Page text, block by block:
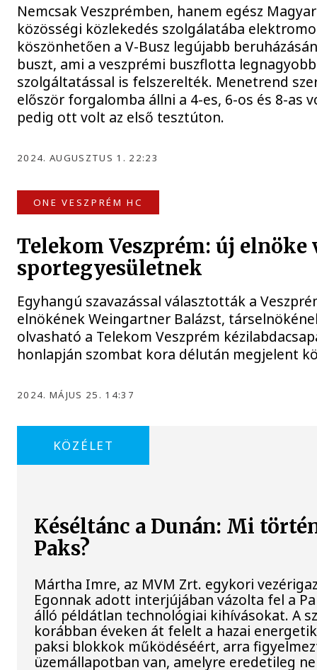
Nemcsak Veszprémben, hanem egész
közösségi közlekedés szolgálatába
köszönhetően a V-Busz legújabb
buszt, ami a veszprémi buszflotta
szolgáltatással is felszerelték. Menetrend
először forgalomba állni a 4-es, 6-os és 8-as
pedig ott volt az első tesztúton.
2024. AUGUSZTUS 1. 22:23
ONE VESZPRÉM HC
Telekom Veszprém: új elnöke
sportegyesületnek
Egyhangú szavazással választották a
elnökének Weingartner Balázst,
olvasható a Telekom Veszprém
honlapján szombat kora délután megjelent
2024. MÁJUS 25. 14:37
KÖZÉLET
Késéltánc a Dunán: Mi
Paks?
Mártha Imre, az MVM Zrt. egykori
Egonnak adott interjújában vázolta fel a
álló példátlan technológiai kihívásokat. A
korábban éveken át felelt a hazai
paksi blokkok működéséért, arra
üzemállapotban van, amelyre eredetileg